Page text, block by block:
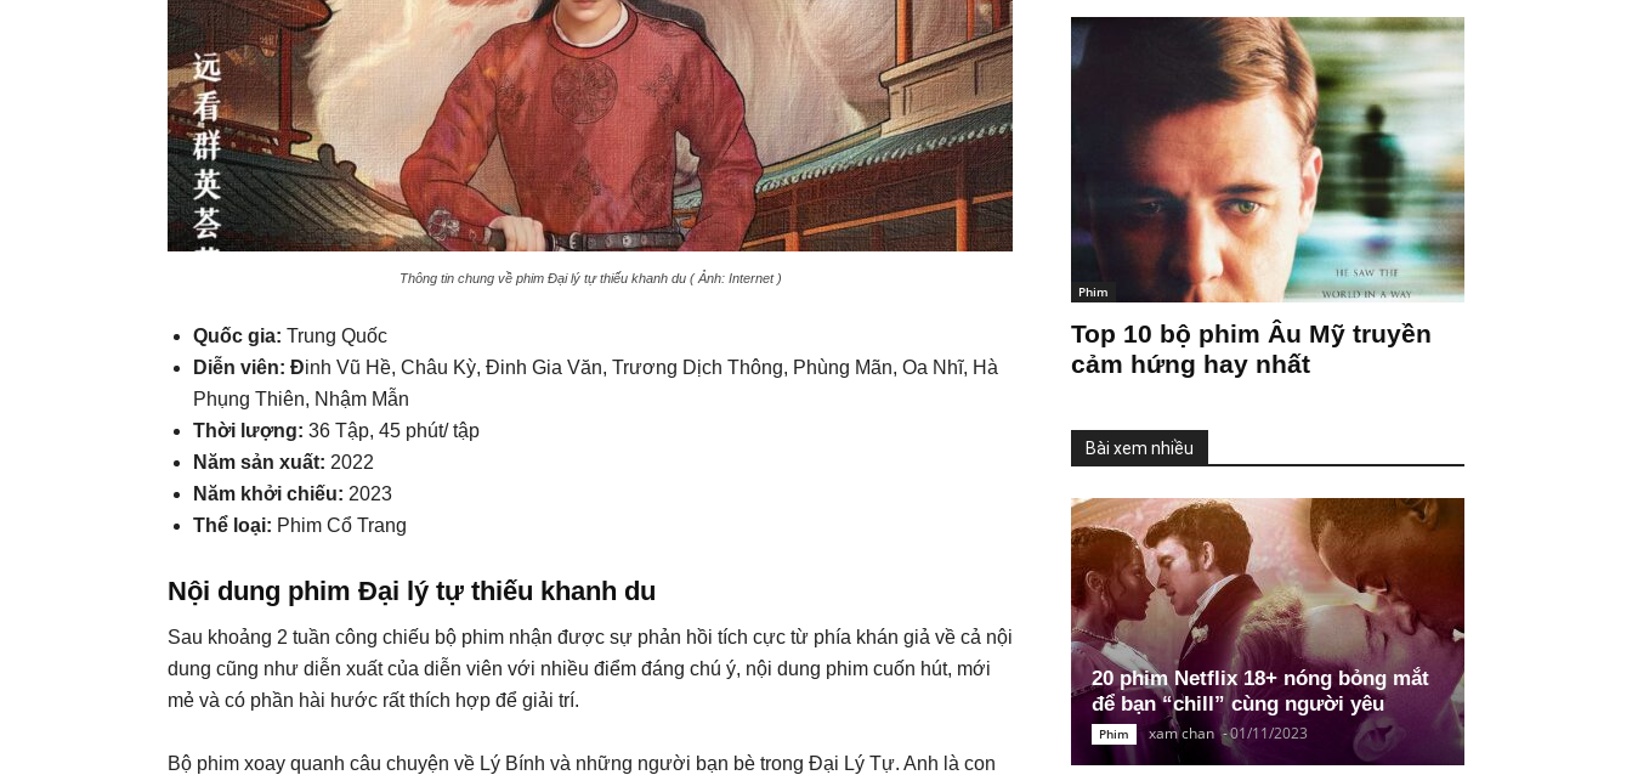
Thông tin chung về phim Đại lý tự thiếu khanh du ( Ảnh: Internet )
Quốc gia: Trung Quốc
Diễn viên: Đinh Vũ Hề, Châu Kỳ, Đinh Gia Văn, Trương Dịch Thông, Phùng Mãn, Oa Nhĩ, Hà
Phụng Thiên, Nhậm Mẫn
Thời lượng: 36 Tập, 45 phút/ tập
Năm sản xuất: 2022
Năm khởi chiếu: 2023
Thể loại: Phim Cổ Trang
Nội dung phim Đại lý tự thiếu khanh du
Sau khoảng 2 tuần công chiếu bộ phim nhận được sự phản hồi tích cực từ phía khán giả về cả nội
dung cũng như diễn xuất của diễn viên với nhiều điểm đáng chú ý, nội dung phim cuốn hút, mới
mẻ và có phần hài hước rất thích hợp để giải trí.
Bộ phim xoay quanh câu chuyện về Lý Bính và những người bạn bè trong Đại Lý Tự. Anh là con
Phim
Top 10 bộ phim Âu Mỹ truyền
cảm hứng hay nhất
Bài xem nhiều
20 phim Netflix 18+ nóng bỏng mắt
để bạn “chill” cùng người yêu
Phim xam chan -01/11/2023